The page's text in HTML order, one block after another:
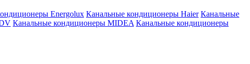
Energolux Канальные кондиционеры Haier Канальные
Канальные кондиционеры MIDEA Канальные кондиционеры